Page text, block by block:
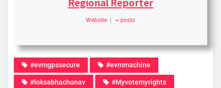
Website | + posts
#evmgpssecure #evmmachine
#loksabhachunav #Myvotemyrights